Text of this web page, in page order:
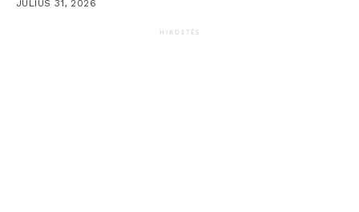
JÚLIUS 31, 2026
HIRDETÉS